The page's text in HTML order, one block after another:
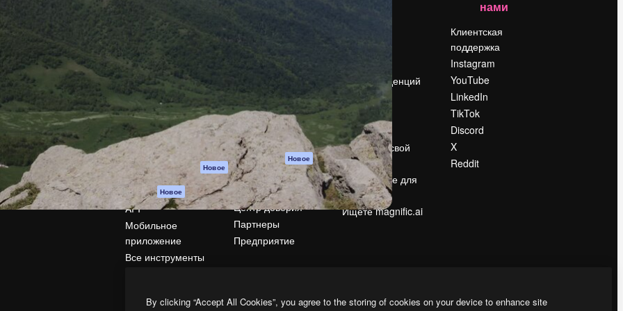
для создания
Более 1 миллиона
креаторов,
и студий.
ИИ-помощник
Генератор
изображений ИИ
Генератор видео
ИИ
Генератор голоса
на основе ИИ
Стоковый контент
MCP для
Claude/ChatGPT
Новое
Агенты Новое
API
Мобильное
приложение
Все инструменты
Документация по
Пакету ИИ
Служба
Условия и
положения
Политика
конфиденциальности
Оригиналы Новое
Политика файлов
cookie
Центр доверия
Партнеры
Предприятие
Цены
Reviews
Поиск тенденций
Блог
События
Slidesgo
Продайте свой
контент
Помещение для
прессы
Ищете magnific.ai
нами
Клиентская
поддержка
Instagram
YouTube
LinkedIn
TikTok
Discord
X
Reddit
By clicking “Accept All Cookies”, you agree to the storing of cookies on your device to enhance site